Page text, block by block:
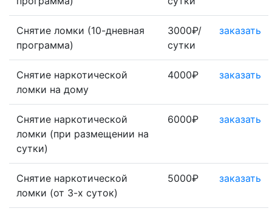
Снятие ломки (10-дневная
программа)
3000₽/
сутки
заказать
Снятие наркотической
ломки на дому
4000₽ заказать
Снятие наркотической
ломки (при размещении на
сутки)
6000₽ заказать
Снятие наркотической
ломки (от 3-х суток)
5000₽ заказать